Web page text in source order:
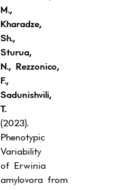
M.,
Kharadze,
Sh.,
Sturua,
N., Rezzonico,
F.,
Sadunishvili,
T.
(2023).
Phenotypic
Variability
of Erwinia
amylovora from